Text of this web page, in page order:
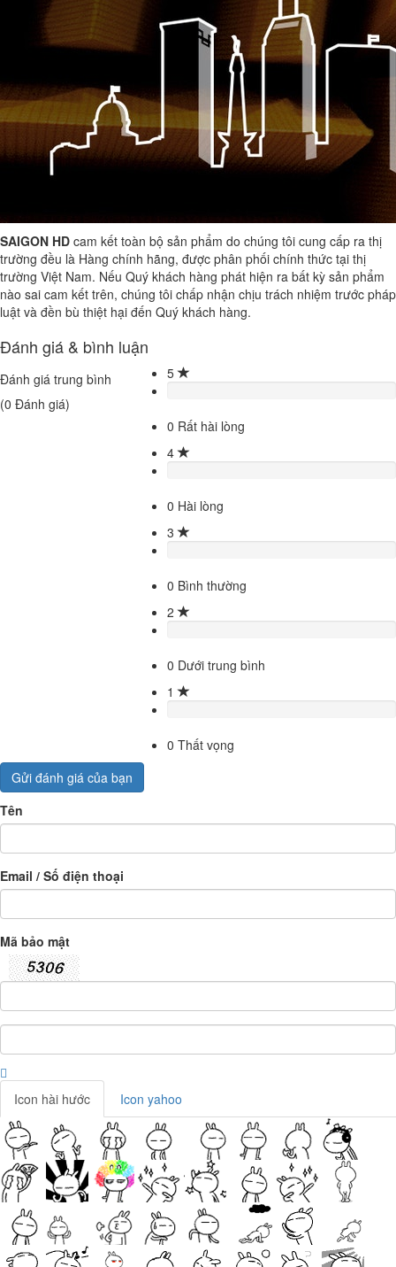
SAIGON HD cam kết toàn bộ sản phẩm do chúng tôi cung cấp ra thị
trường đều là Hàng chính hãng, được phân phối chính thức tại thị
trường Việt Nam. Nếu Quý khách hàng phát hiện ra bất kỳ sản phẩm
nào sai cam kết trên, chúng tôi chấp nhận chịu trách nhiệm trước pháp
luật và đền bù thiệt hại đến Quý khách hàng.
Đánh giá & bình luận
Đánh giá trung bình
(0 Đánh giá)
5
0 Rất hài lòng
4
0 Hài lòng
3
0 Bình thường
2
0 Dưới trung bình
1
0 Thất vọng
Gửi đánh giá của bạn
Tên
Email / Số điện thoại
Mã bảo mật
Icon hài hước Icon yahoo